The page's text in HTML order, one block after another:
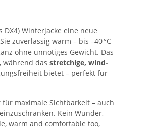
DX4) Winterjacke eine neue
zuverlässig warm – bis –40 °C
ohne unnötiges Gewicht. Das
während das stretchige, wind-
bietet – perfekt für
für maximale Sichtbarkeit – auch
Kein Wunder,
warm and comfortable too,